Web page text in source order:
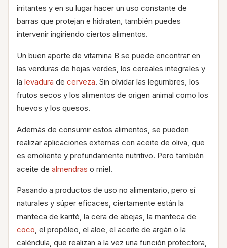
irritantes y en su lugar hacer un uso constante de
barras que protejan e hidraten, también puedes
intervenir ingiriendo ciertos alimentos.
Un buen aporte de vitamina B se puede encontrar en
las verduras de hojas verdes, los cereales integrales y
la levadura de cerveza. Sin olvidar las legumbres, los
frutos secos y los alimentos de origen animal como los
huevos y los quesos.
Además de consumir estos alimentos, se pueden
realizar aplicaciones externas con aceite de oliva, que
es emoliente y profundamente nutritivo. Pero también
aceite de almendras o miel.
Pasando a productos de uso no alimentario, pero sí
naturales y súper eficaces, ciertamente están la
manteca de karité, la cera de abejas, la manteca de
coco, el propóleo, el aloe, el aceite de argán o la
caléndula, que realizan a la vez una función protectora,